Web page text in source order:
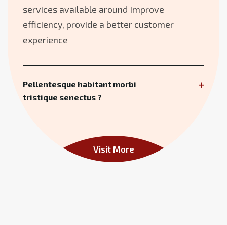
services available around Improve
efficiency, provide a better customer
experience
Pellentesque habitant morbi
tristique senectus ?
Visit More